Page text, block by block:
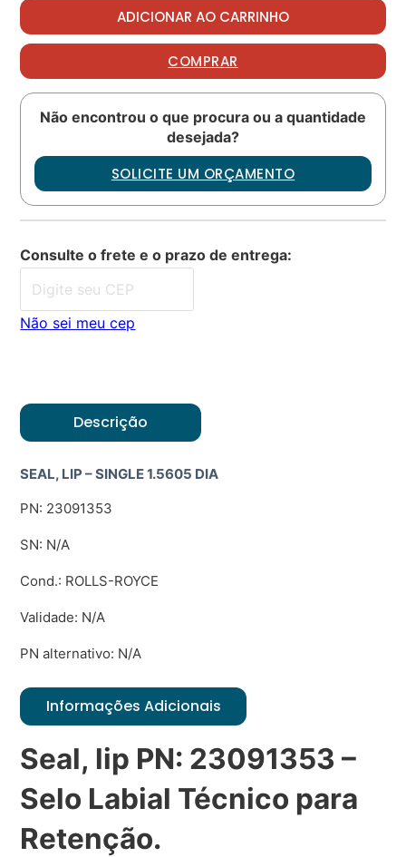
ADICIONAR AO CARRINHO
COMPRAR
Não encontrou o que procura ou a quantidade
desejada?
SOLICITE UM ORÇAMENTO
Consulte o frete e o prazo de entrega:
Não sei meu cep
Descrição
SEAL, LIP – SINGLE 1.5605 DIA
PN: 23091353
SN: N/A
Cond.: ROLLS-ROYCE
Validade: N/A
PN alternativo: N/A
Informações Adicionais
Seal, lip PN: 23091353 –
Selo Labial Técnico para
Retenção.